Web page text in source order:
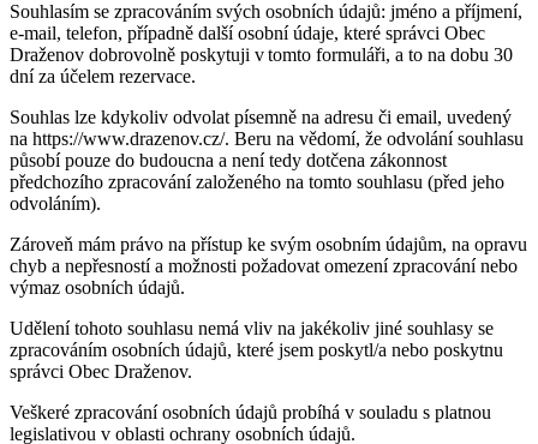
Souhlasím se zpracováním svých osobních údajů: jméno a příjmení,
e-mail, telefon, případně další osobní údaje, které správci Obec
Draženov dobrovolně poskytuji v tomto formuláři, a to na dobu 30
dní za účelem rezervace.
Souhlas lze kdykoliv odvolat písemně na adresu či email, uvedený
na https://www.drazenov.cz/. Beru na vědomí, že odvolání souhlasu
působí pouze do budoucna a není tedy dotčena zákonnost
předchozího zpracování založeného na tomto souhlasu (před jeho
odvoláním).
Zároveň mám právo na přístup ke svým osobním údajům, na opravu
chyb a nepřesností a možnosti požadovat omezení zpracování nebo
výmaz osobních údajů.
Udělení tohoto souhlasu nemá vliv na jakékoliv jiné souhlasy se
zpracováním osobních údajů, které jsem poskytl/a nebo poskytnu
správci Obec Draženov.
Veškeré zpracování osobních údajů probíhá v souladu s platnou
legislativou v oblasti ochrany osobních údajů.